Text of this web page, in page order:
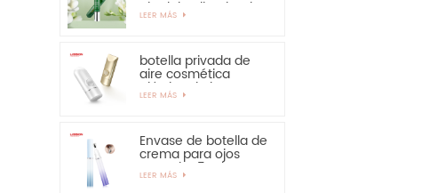
ojo del aplicador de
la aleación del cinc
LEER MÁS
botella privada de
aire cosmética
plástica de la crema
de manos de la
50ml
LEER MÁS
Envase de botella de
crema para ojos
PETG de 15 ml con
aplicador de
LEER MÁS